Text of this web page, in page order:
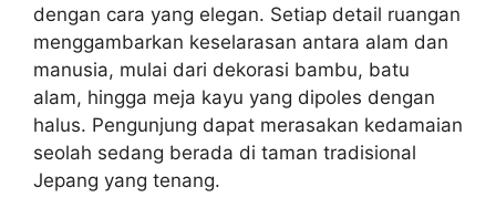
dengan cara yang elegan. Setiap detail ruangan
menggambarkan keselarasan antara alam dan
manusia, mulai dari dekorasi bambu, batu
alam, hingga meja kayu yang dipoles dengan
halus. Pengunjung dapat merasakan kedamaian
seolah sedang berada di taman tradisional
Jepang yang tenang.